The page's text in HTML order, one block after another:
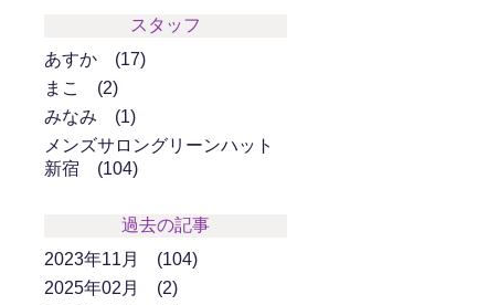
スタッフ
あすか
17
まこ
2
みなみ
1
メンズサロングリーンハット
新宿
104
過去の記事
2023年11月
104
2025年02月
2